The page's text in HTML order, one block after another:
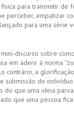
para transmitir de
perceber, empatizar
para uma série
discurso sobre
em aderir à norma
contrário, a
submissão do
do que uma ideia
que uma pessoa